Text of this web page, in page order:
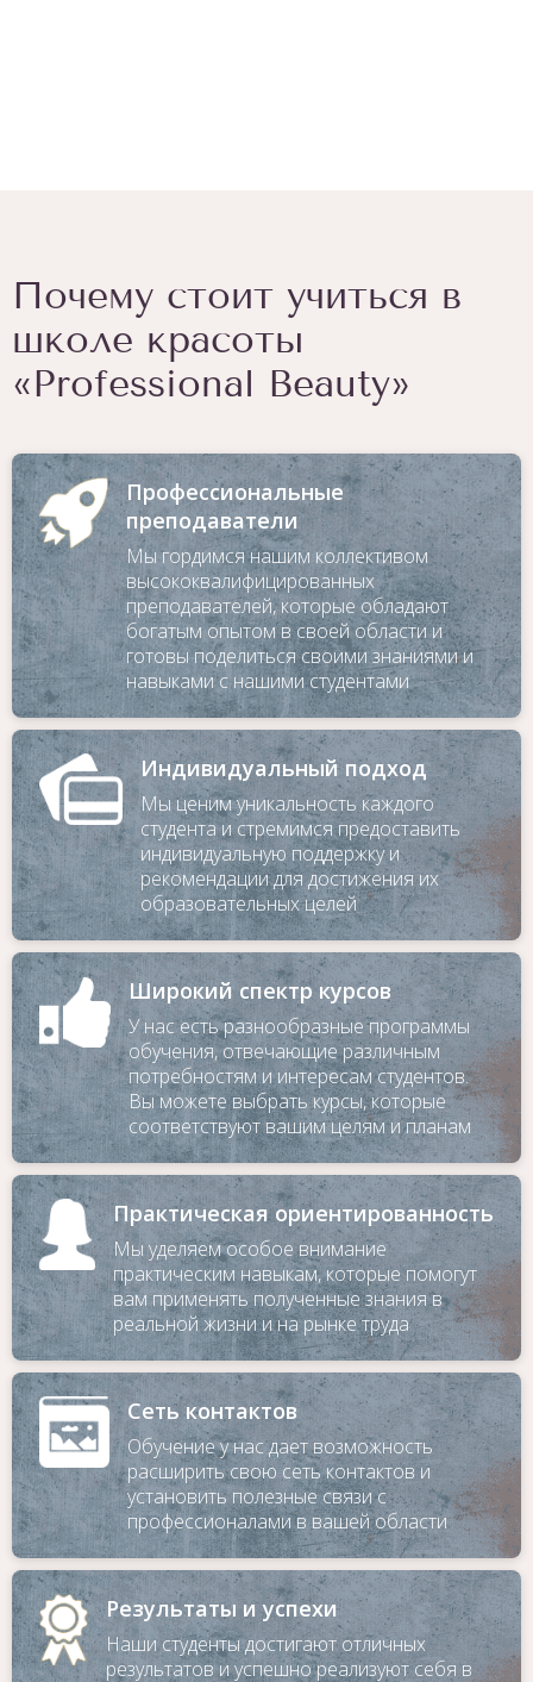
оставьте телефон
Почему стоит учиться в
школе красоты
«Professional Beauty»
Профессиональные
преподаватели
Мы гордимся нашим коллективом
высококвалифицированных
преподавателей, которые обладают
богатым опытом в своей области и
готовы поделиться своими знаниями и
навыками с нашими студентами
Индивидуальный подход
Мы ценим уникальность каждого
студента и стремимся предоставить
индивидуальную поддержку и
рекомендации для достижения их
образовательных целей
Широкий спектр курсов
У нас есть разнообразные программы
обучения, отвечающие различным
потребностям и интересам студентов.
Вы можете выбрать курсы, которые
соответствуют вашим целям и планам
Практическая ориентированность
Мы уделяем особое внимание
практическим навыкам, которые помогут
вам применять полученные знания в
реальной жизни и на рынке труда
Сеть контактов
Обучение у нас дает возможность
расширить свою сеть контактов и
установить полезные связи с
профессионалами в вашей области
Результаты и успехи
Наши студенты достигают отличных
результатов и успешно реализуют себя в